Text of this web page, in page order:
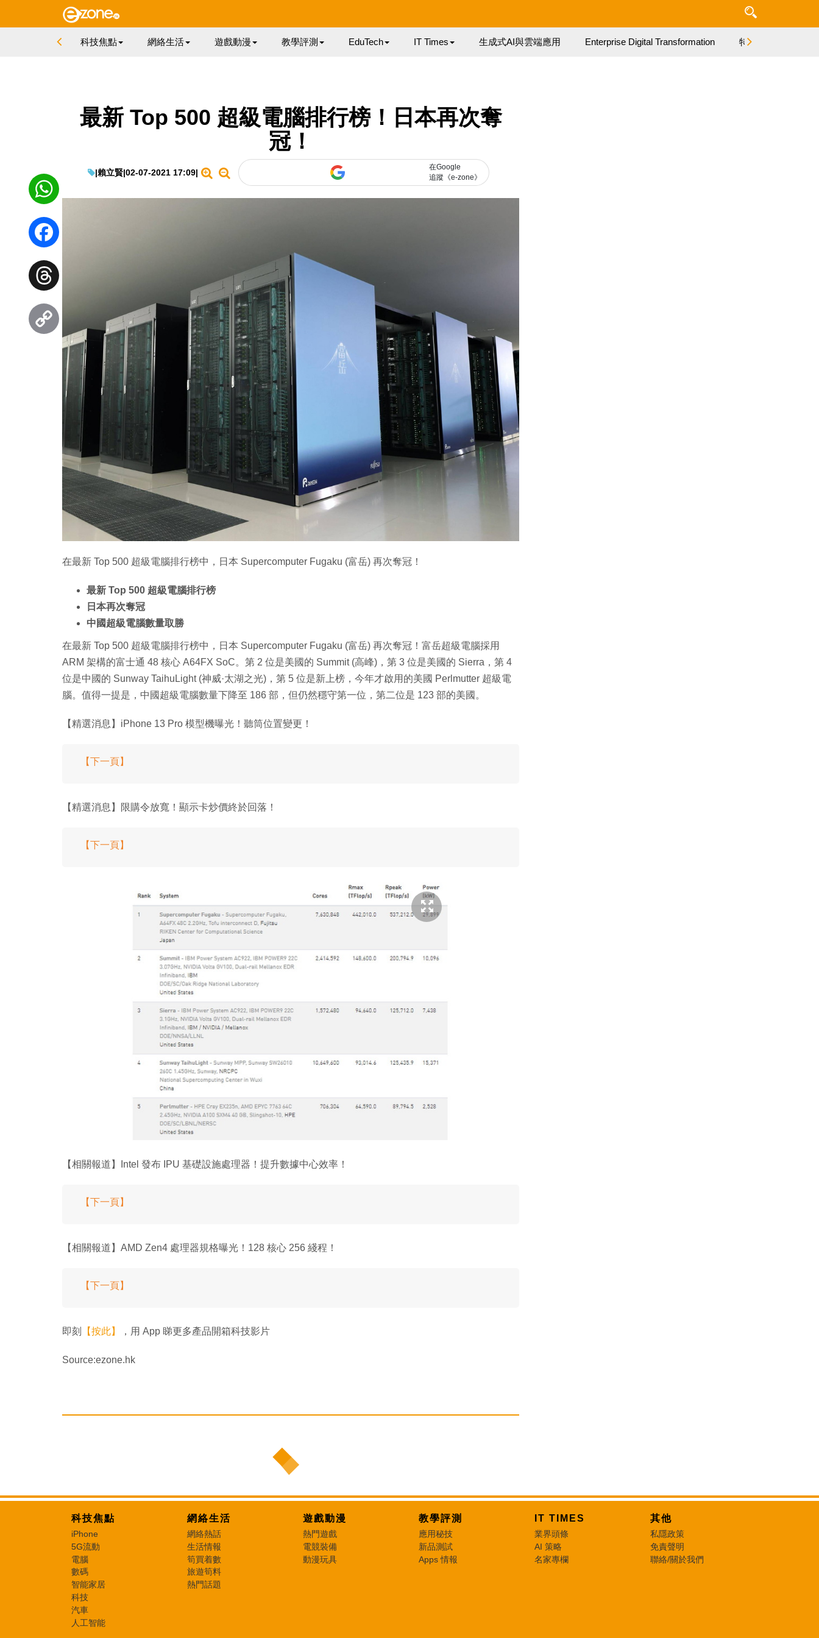
科技焦點 網絡生活 遊戲動漫 教學評測 EduTech IT Times 生成式AI與雲端應用 Enterprise Digital Transformation 特集
最新 Top 500 超級電腦排行榜！日本再次奪
冠！
|賴立賢|02-07-2021 17:09|
在Google
追蹤《e-zone》
在最新 Top 500 超級電腦排行榜中，日本 Supercomputer Fugaku (富岳) 再次奪冠！
最新 Top 500 超級電腦排行榜
日本再次奪冠
中國超級電腦數量取勝
在最新 Top 500 超級電腦排行榜中，日本 Supercomputer Fugaku (富岳) 再次奪冠！富岳超級電腦採用
ARM 架構的富士通 48 核心 A64FX SoC。第 2 位是美國的 Summit (高峰)，第 3 位是美國的 Sierra，第 4
位是中國的 Sunway TaihuLight (神威·太湖之光)，第 5 位是新上榜，今年才啟用的美國 Perlmutter 超級電
腦。值得一提是，中國超級電腦數量下降至 186 部，但仍然穩守第一位，第二位是 123 部的美國。
【精選消息】iPhone 13 Pro 模型機曝光！聽筒位置變更！
【下一頁】
【精選消息】限購令放寬！顯示卡炒價終於回落！
【下一頁】
【相關報道】Intel 發布 IPU 基礎設施處理器！提升數據中心效率！
【下一頁】
【相關報道】AMD Zen4 處理器規格曝光！128 核心 256 綫程！
【下一頁】
即刻 【按此】 ，用 App 睇更多產品開箱科技影片
Source:ezone.hk
WhatsApp
Facebook
Threads
Copy
科技焦點
iPhone
5G流動
電腦
數碼
智能家居
科技
汽車
人工智能
網絡生活
網絡熱話
生活情報
筍買着數
旅遊筍料
熱門話題
遊戲動漫
熱門遊戲
電競裝備
動漫玩具
教學評測
應用秘技
新品測試
Apps 情報
IT TIMES
業界頭條
AI 策略
名家專欄
其他
私隱政策
免責聲明
聯絡/關於我們